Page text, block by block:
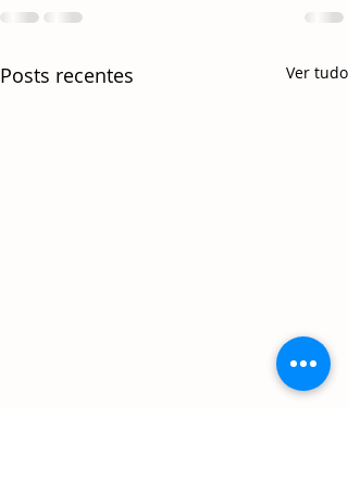
Posts recentes Ver tudo